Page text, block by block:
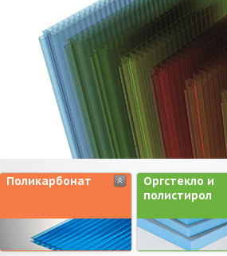
Поликарбонат
Оргстекло и
полистирол